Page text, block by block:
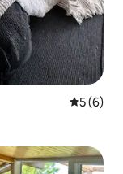
5 (6)